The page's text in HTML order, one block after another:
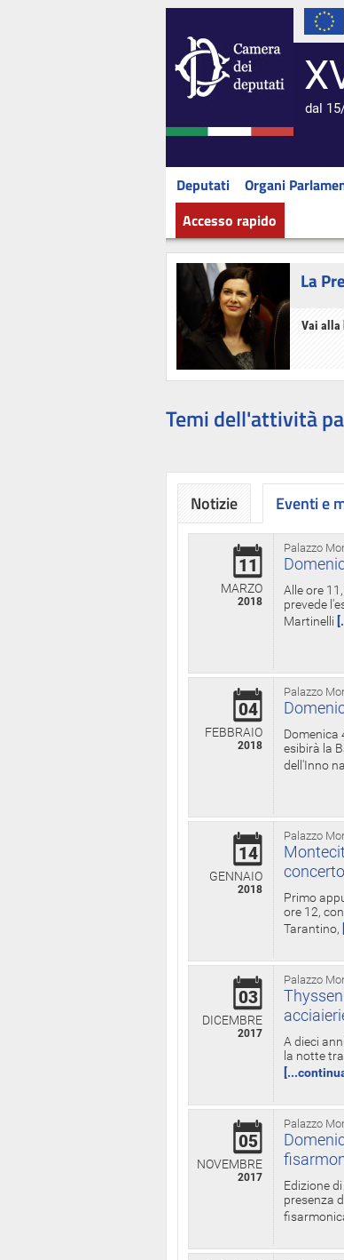
dal
Deputati Organi
Accesso rapido
La
Vai alla
Temi dell'attività
Notizie Eventi e
Palazzo
11
MARZO
2018
Alle ore
prevede
Martinelli
Palazzo
04
FEBBRAIO
2018
Domenica
esibirà la
dell'Inno
Palazzo
14
GENNAIO
2018
Primo
ore 12,
Tarantino,
Palazzo
03
DICEMBRE
2017
A dieci
la notte
Palazzo
05
NOVEMBRE
2017
Edizione
presenza